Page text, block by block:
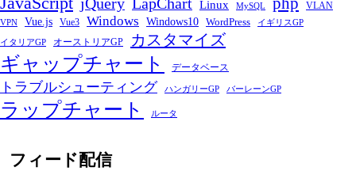
Linux MySQL VLAN
VPN Vue.js Vue3 Windows Windows10 WordPress イギリスGP
イタリアGP オーストリアGP カスタマイズ
ギャップチャート データベース
トラブルシューティング ハンガリーGP バーレーンGP
ラップチャート ルータ
フィード配信